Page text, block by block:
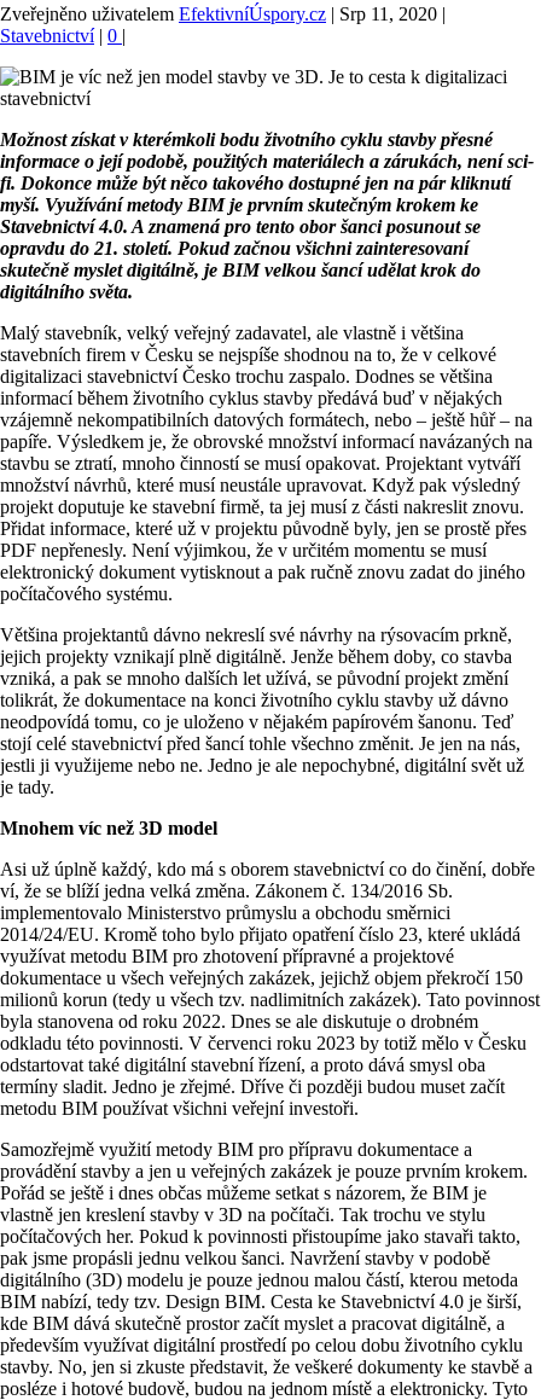
Zveřejněno uživatelem EfektivníÚspory.cz | Srp 11, 2020 |
Stavebnictví| 0 |
Možnost získat v kterémkoli bodu životního cyklu stavby přesné
informace o její podobě, použitých materiálech a zárukách, není sci-
fi. Dokonce může být něco takového dostupné jen na pár kliknutí
myší. Využívání metody BIM je prvním skutečným krokem ke
Stavebnictví 4.0. A znamená pro tento obor šanci posunout se
opravdu do 21. století. Pokud začnou všichni zainteresovaní
skutečně myslet digitálně, je BIM velkou šancí udělat krok do
digitálního světa.
Malý stavebník, velký veřejný zadavatel, ale vlastně i většina
stavebních firem v Česku se nejspíše shodnou na to, že v celkové
digitalizaci stavebnictví Česko trochu zaspalo. Dodnes se většina
informací během životního cyklus stavby předává buď v nějakých
vzájemně nekompatibilních datových formátech, nebo – ještě hůř – na
papíře. Výsledkem je, že obrovské množství informací navázaných na
stavbu se ztratí, mnoho činností se musí opakovat. Projektant vytváří
množství návrhů, které musí neustále upravovat. Když pak výsledný
projekt doputuje ke stavební firmě, ta jej musí z části nakreslit znovu.
Přidat informace, které už v projektu původně byly, jen se prostě přes
PDF nepřenesly. Není výjimkou, že v určitém momentu se musí
elektronický dokument vytisknout a pak ručně znovu zadat do jiného
počítačového systému.
Většina projektantů dávno nekreslí své návrhy na rýsovacím prkně,
jejich projekty vznikají plně digitálně. Jenže během doby, co stavba
vzniká, a pak se mnoho dalších let užívá, se původní projekt změní
tolikrát, že dokumentace na konci životního cyklu stavby už dávno
neodpovídá tomu, co je uloženo v nějakém papírovém šanonu. Teď
stojí celé stavebnictví před šancí tohle všechno změnit. Je jen na nás,
jestli ji využijeme nebo ne. Jedno je ale nepochybné, digitální svět už
je tady.
Mnohem víc než 3D model
Asi už úplně každý, kdo má s oborem stavebnictví co do činění, dobře
ví, že se blíží jedna velká změna. Zákonem č. 134/2016 Sb.
implementovalo Ministerstvo průmyslu a obchodu směrnici
2014/24/EU. Kromě toho bylo přijato opatření číslo 23, které ukládá
využívat metodu BIM pro zhotovení přípravné a projektové
dokumentace u všech veřejných zakázek, jejichž objem překročí 150
milionů korun (tedy u všech tzv. nadlimitních zakázek). Tato povinnost
byla stanovena od roku 2022. Dnes se ale diskutuje o drobném
odkladu této povinnosti. V červenci roku 2023 by totiž mělo v Česku
odstartovat také digitální stavební řízení, a proto dává smysl oba
termíny sladit. Jedno je zřejmé. Dříve či později budou muset začít
metodu BIM používat všichni veřejní investoři.
Samozřejmě využití metody BIM pro přípravu dokumentace a
provádění stavby a jen u veřejných zakázek je pouze prvním krokem.
Pořád se ještě i dnes občas můžeme setkat s názorem, že BIM je
vlastně jen kreslení stavby v 3D na počítači. Tak trochu ve stylu
počítačových her. Pokud k povinnosti přistoupíme jako stavaři takto,
pak jsme propásli jednu velkou šanci. Navržení stavby v podobě
digitálního (3D) modelu je pouze jednou malou částí, kterou metoda
BIM nabízí, tedy tzv. Design BIM. Cesta ke Stavebnictví 4.0 je širší,
kde BIM dává skutečně prostor začít myslet a pracovat digitálně, a
především využívat digitální prostředí po celou dobu životního cyklu
stavby. No, jen si zkuste představit, že veškeré dokumenty ke stavbě a
posléze i hotové budově, budou na jednom místě a elektronicky. Tyto